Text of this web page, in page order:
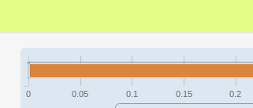
0 0.05 0.1 0.15 0.2